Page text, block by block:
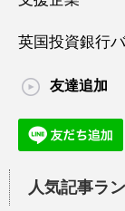
英国投資銀行
友達追加
人気記事ラ